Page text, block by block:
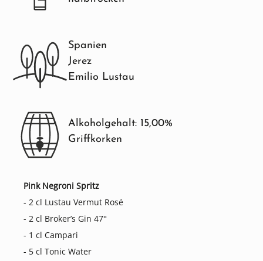
Spanien
Jerez
Emilio Lustau
Alkoholgehalt: 15,00%
Griffkorken
Pink Negroni Spritz
- 2 cl Lustau Vermut Rosé
- 2 cl Broker’s Gin 47°
- 1 cl Campari
- 5 cl Tonic Water